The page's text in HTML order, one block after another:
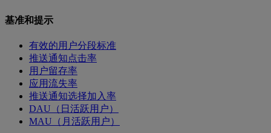
基准和提示
有效的用户分段标准
推送通知点击率
用户留存率
应用流失率
推送通知选择加入率
DAU（日活跃用户）
MAU（月活跃用户）